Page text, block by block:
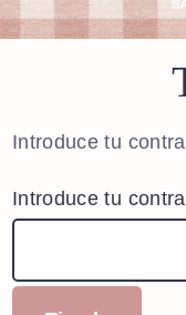
Introduce tu
Introduce tu